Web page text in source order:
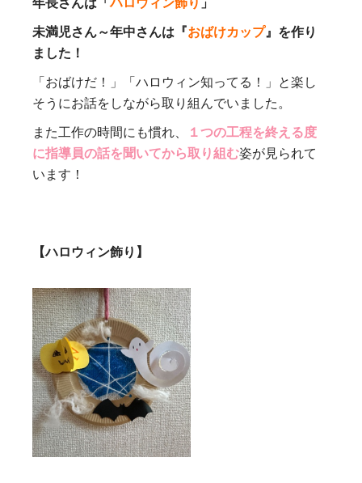
未満児さん～年中さんは『おばけカップ』を作り
ました！
「おばけだ！」「ハロウィン知ってる！」と楽し
そうにお話をしながら取り組んでいました。
また工作の時間にも慣れ、
１つの工程を終える度
に指導員の話を聞いてから取り組む姿が見られて
います！
【ハロウィン飾り】